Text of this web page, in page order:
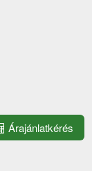
Árajánlatkérés